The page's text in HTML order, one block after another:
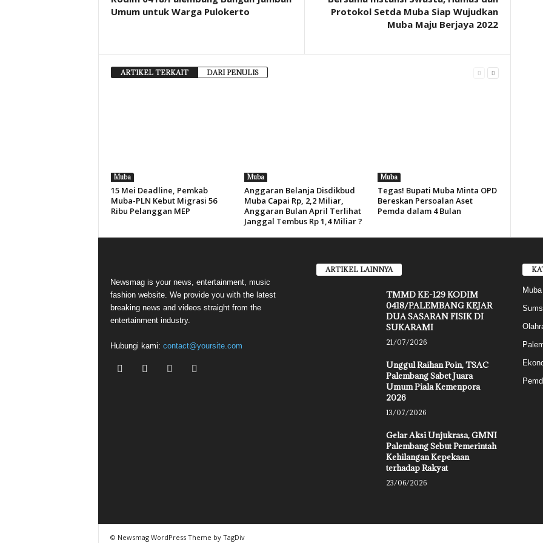
Umum untuk Warga Pulokerto
Protokol Setda Muba Siap Wujudkan
Muba Maju Berjaya 2022
ARTIKEL TERKAIT DARI PENULIS
Muba
15 Mei Deadline, Pemkab
Muba-PLN Kebut Migrasi 56
Ribu Pelanggan MEP
Muba
Anggaran Belanja Disdikbud
Muba Capai Rp, 2,2 Miliar,
Anggaran Bulan April Terlihat
Janggal Tembus Rp 1,4 Miliar ?
Muba
Tegas! Bupati Muba Minta OPD
Bereskan Persoalan Aset
Pemda dalam 4 Bulan
Newsmag is your news, entertainment, music
fashion website. We provide you with the latest
breaking news and videos straight from the
entertainment industry.
Hubungi kami: contact@yoursite.com
ARTIKEL LAINNYA
TMMD KE-129 KODIM
0418/PALEMBANG KEJAR
DUA SASARAN FISIK DI
SUKARAMI
21/07/2026
Unggul Raihan Poin, TSAC
Palembang Sabet Juara
Umum Piala Kemenpora
2026
13/07/2026
Gelar Aksi Unjukrasa, GMNI
Palembang Sebut Pemerintah
Kehilangan Kepekaan
terhadap Rakyat
23/06/2026
Muba
© Newsmag WordPress Theme by TagDiv